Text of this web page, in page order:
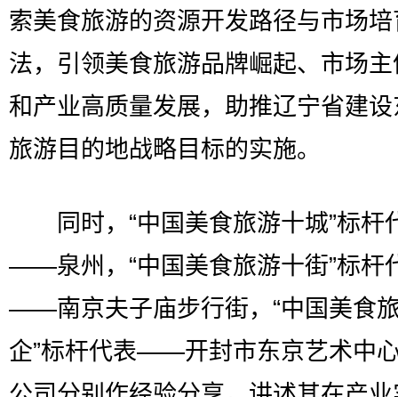
索美食旅游的资源开发路径与市场
法，引领美食旅游品牌崛起、市场
和产业高质量发展，助推辽宁省建
旅游目的地战略目标的实施。
同时，“中国美食旅游十城”标杆
——泉州，“中国美食旅游十街”标杆
——南京夫子庙步行街，“中国美食
企”标杆代表——开封市东京艺术中